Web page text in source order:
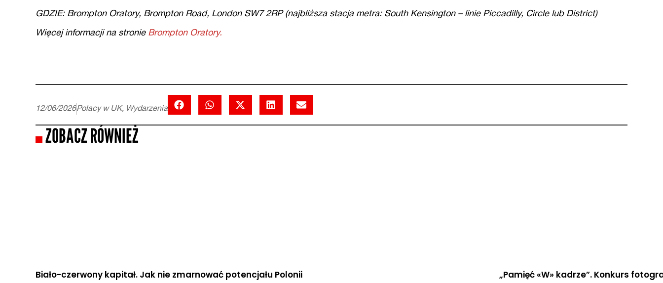
GDZIE: Brompton Oratory, Brompton Road, London SW7 2RP (najbliższa stacja metra: South Kensington – linie Piccadilly, Circle lub District)
Więcej informacji na stronie Brompton Oratory.
12/06/2026Polacy w UK, Wydarzenia
ZOBACZ RÓWNIEŻ
Biało-czerwony kapitał. Jak nie zmarnować potencjału Polonii „Pamięć «W» kadrze”. Konkurs